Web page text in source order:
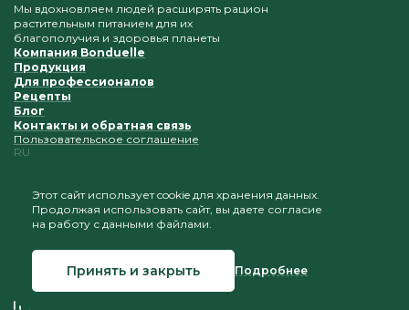
Мы вдохновляем людей расширять рацион
растительным питанием для их
благополучия и здоровья планеты
Компания Bonduelle
Продукция
Для профессионалов
Рецепты
Блог
Контакты и обратная связь
Пользовательское соглашение
RU
Приветствуется копирование и размещение
материалов при условии сохранения ссылки на наш
© 2026 Bonduelle Беларусь
Этот сайт использует cookie для хранения данных.
Продолжая использовать сайт, вы даете согласие
на работу с данными файлами.
Принять и закрыть Подробнее